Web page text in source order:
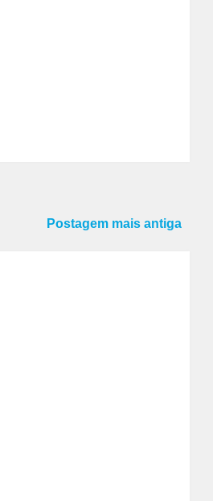
Postagem mais antiga